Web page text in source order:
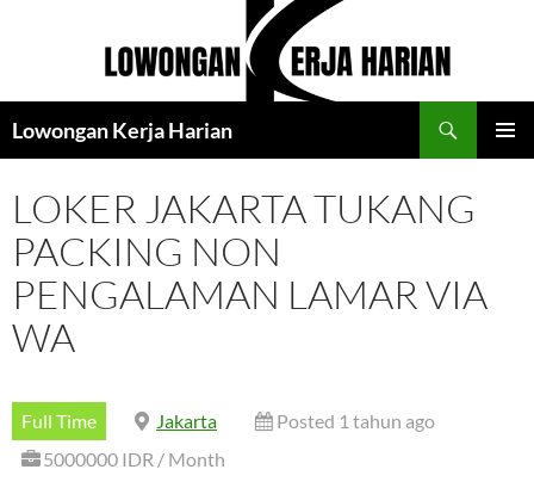
Lowongan Kerja Harian
LOKER JAKARTA TUKANG
PACKING NON
PENGALAMAN LAMAR VIA
WA
Full Time Jakarta
Posted 1 tahun ago
5000000 IDR / Month